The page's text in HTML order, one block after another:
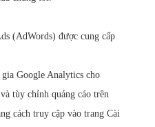
(AdWords) được cung cấp
Google Analytics cho
tùy chỉnh quảng cáo trên
cách truy cập vào trang Cài